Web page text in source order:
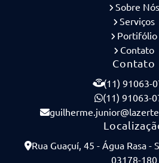
Sobre Nós
Serviços
Portifólio
Contato
Contato
(11) 91063-
(11) 91063-
Rua Guaçuí, 45 - Água Rasa -
03178-180